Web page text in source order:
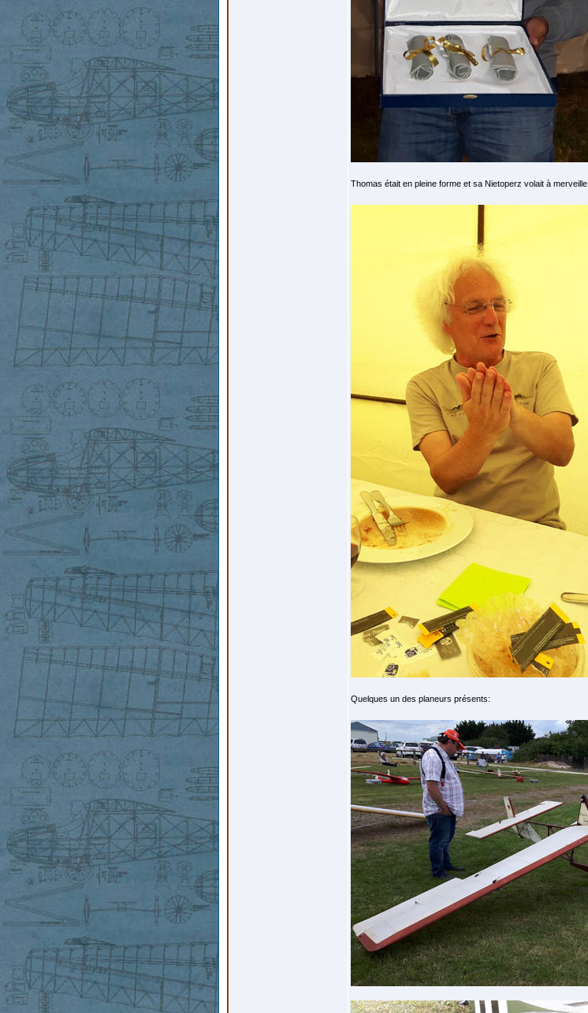
Thomas était en pleine forme et sa Nietoperz volait à merveille
Quelques un des planeurs présents: